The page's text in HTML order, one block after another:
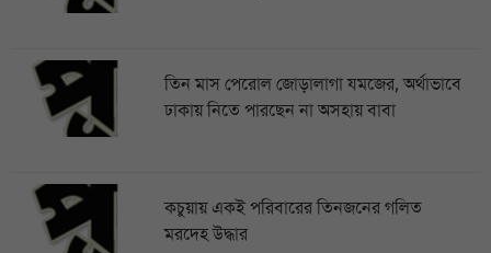
তিন মাস পেরোল জোড়ালাগা যমজের, অর্থাভাবে
ঢাকায় নিতে পারছেন না অসহায় বাবা
কচুয়ায় একই পরিবারের তিনজনের গলিত
মরদেহ উদ্ধার